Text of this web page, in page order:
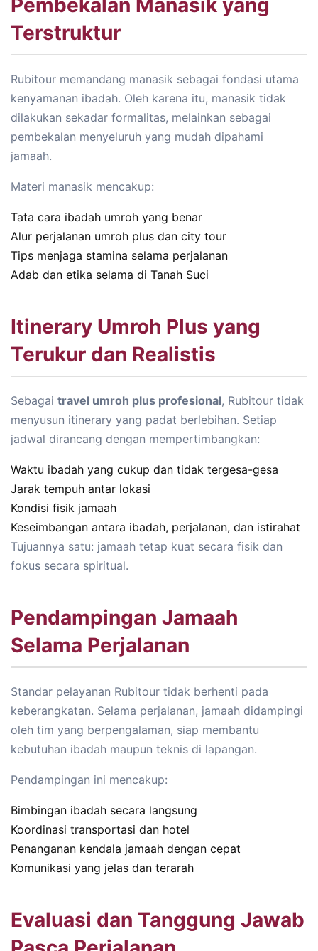
Pembekalan Manasik yang
Terstruktur
Rubitour memandang manasik sebagai fondasi utama
kenyamanan ibadah. Oleh karena itu, manasik tidak
dilakukan sekadar formalitas, melainkan sebagai
pembekalan menyeluruh yang mudah dipahami
jamaah.
Materi manasik mencakup:
Tata cara ibadah umroh yang benar
Alur perjalanan umroh plus dan city tour
Tips menjaga stamina selama perjalanan
Adab dan etika selama di Tanah Suci
Itinerary Umroh Plus yang
Terukur dan Realistis
Sebagai travel umroh plus profesional, Rubitour tidak
menyusun itinerary yang padat berlebihan. Setiap
jadwal dirancang dengan mempertimbangkan:
Waktu ibadah yang cukup dan tidak tergesa-gesa
Jarak tempuh antar lokasi
Kondisi fisik jamaah
Keseimbangan antara ibadah, perjalanan, dan istirahat
Tujuannya satu: jamaah tetap kuat secara fisik dan
fokus secara spiritual.
Pendampingan Jamaah
Selama Perjalanan
Standar pelayanan Rubitour tidak berhenti pada
keberangkatan. Selama perjalanan, jamaah didampingi
oleh tim yang berpengalaman, siap membantu
kebutuhan ibadah maupun teknis di lapangan.
Pendampingan ini mencakup:
Bimbingan ibadah secara langsung
Koordinasi transportasi dan hotel
Penanganan kendala jamaah dengan cepat
Komunikasi yang jelas dan terarah
Evaluasi dan Tanggung Jawab